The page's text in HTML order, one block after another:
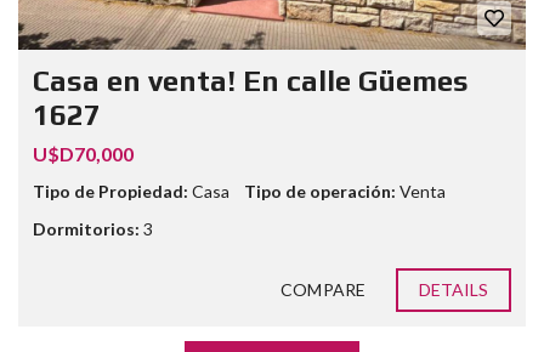
Casa en venta! En calle Güemes
1627
U$D70,000
Tipo de Propiedad: Casa Tipo de operación: Venta
Dormitorios: 3
COMPARE DETAILS